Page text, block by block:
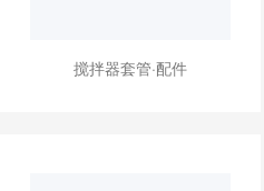
搅拌器套管·配件